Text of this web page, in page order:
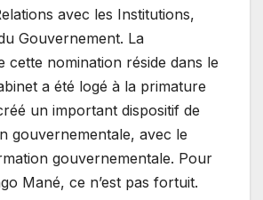
avec les Institutions,
Gouvernement. La
cette nomination réside dans le
a été logé à la primature
un important dispositif de
gouvernementale, avec le
gouvernementale. Pour
Mané, ce n’est pas fortuit.